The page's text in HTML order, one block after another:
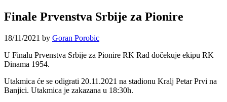
Finale Prvenstva Srbije za Pionire
18/11/2021 by Goran Porobic
U Finalu Prvenstva Srbije za Pionire RK Rad dočekuje ekipu RK
Dinama 1954.
Utakmica će se odigrati 20.11.2021 na stadionu Kralj Petar Prvi na
Banjici. Utakmica je zakazana u 18:30h.